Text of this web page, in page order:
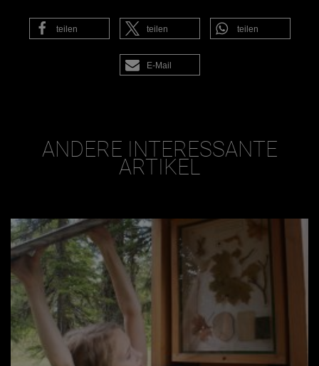
teilen teilen teilen
E-Mail
ANDERE INTERESSANTE
ARTIKEL